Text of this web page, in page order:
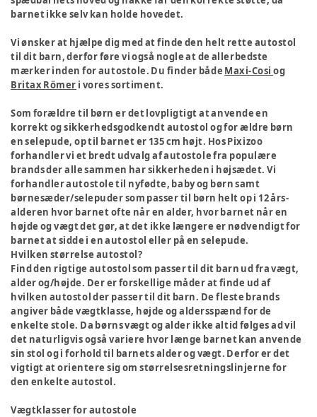
barnet ikke selv kan holde hovedet.
Vi ønsker at hjælpe dig med at finde den helt rette autostol
til dit barn, derfor føre vi også nogle at de allerbedste
mærker inden for autostole. Du finder både Maxi-Cosiog
Britax Römer i vores sortiment.
Som forældre til børn er det lovpligtigt at anvende en
korrekt og sikkerhedsgodkendt autostol og for ældre børn
en selepude, op til barnet er 135 cm højt. Hos Pixizoo
forhandler vi et bredt udvalg af autostole fra populære
brands der alle sammen har sikkerheden i højsædet. Vi
forhandler autostole til nyfødte, baby og børn samt
børnesæder/selepuder som passer til børn helt op i 12 års-
alderen hvor barnet ofte når en alder, hvor barnet når en
højde og vægt det gør, at det ikke længere er nødvendigt for
barnet at sidde i en autostol eller på en selepude.
Hvilken størrelse autostol?
Find den rigtige autostol som passer til dit barn ud fra vægt,
alder og/højde. Der er forskellige måder at finde ud af
hvilken autostol der passer til dit barn. De fleste brands
angiver både vægtklasse, højde og aldersspænd for de
enkelte stole. Da børns vægt og alder ikke altid følges ad vil
det naturligvis også variere hvor længe barnet kan anvende
sin stol og i forhold til barnets alder og vægt. Derfor er det
vigtigt at orientere sig om størrelsesretningslinjerne for
den enkelte autostol.
Vægtklasser for autostole